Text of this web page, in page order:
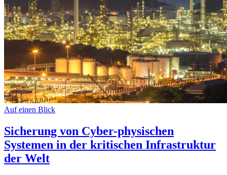
Auf einen Blick
Sicherung von Cyber-physischen
Systemen in der kritischen Infrastruktur
der Welt